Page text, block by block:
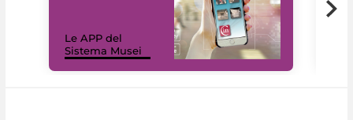
Le APP del
Sistema Musei